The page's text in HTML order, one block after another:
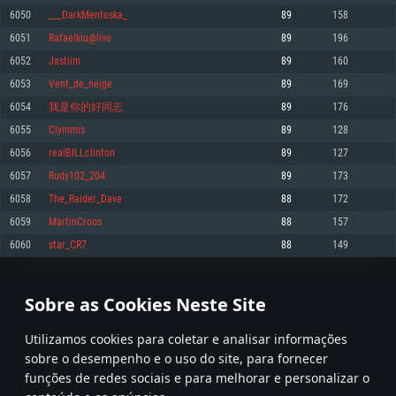
Sobre as Cookies Neste Site
Utilizamos cookies para coletar e analisar informações
sobre o desempenho e o uso do site, para fornecer
funções de redes sociais e para melhorar e personalizar o
Memória: 4GB
Placa Gráfica: Placa com DirectX 11: AMD Radeon 77XX / NVIDIA GeForce
GTX 660. Resolução mínima suportada: 720p
Network: Internet de banda larga.
Disco: 23,1 GB
Recomendado
superior, Radeon RX 570 ou superior
Disco: 75,9 GB
Memória: 6 GB
Placa Gráfica: Intel Iris Pro 5200 (Mac), equivalentes AMD/Nvidia para Mac.
Resolução mínima suportada: 720p com suporte Metal.
Network: Internet de banda larga.
Disco: 21,5 GB
Recomendado
Network: Internet de banda larga.
Memória: 4 GB
Placa Gráfica: NVIDIA 660 com os drivers mais recentes (não mais de 6
meses) / equivalentes AMD com os drivers mais recentes com suporte
Vulkan (não mais de 6 meses); Resolução mínima suportada: 720p.
Network: Internet de banda larga.
Disco: 21,5 GB
Recomendado
Sistema Operativo: Ubuntu 20.04 64bit
Processador: Intel Core i7
Memória: 16 GB
Placa Gráfica: NVIDIA 1060 com os drivers mais recentes (não mais de 6
meses) / equivalentes AMD (Radeon RX 570) com os drivers mais recentes
Network: Internet de banda larga.
6050 ___DarkMentoska_ 89 158
6051 Rafaelkiu@live 89 196
6052 Jastiim 89 160
6053 Vent_de_neige 89 169
6054 我是你的好同志 89 176
6055 Clymmis 89 128
6056 realBILLclinton 89 127
6057 Rudy102_204 89 173
6058 The_Raider_Dave 88 172
6059 MartinCroos 88 157
6060 star_CR7 88 149